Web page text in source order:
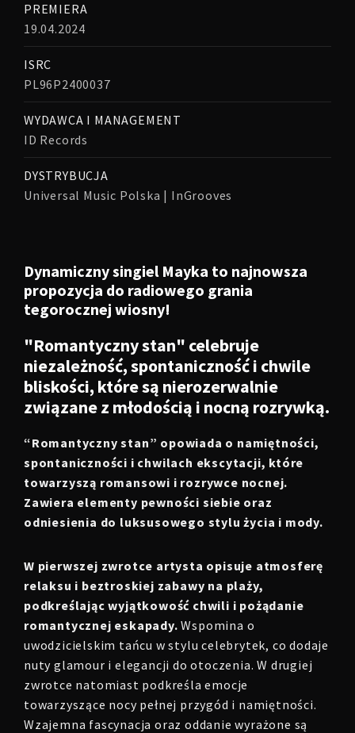
PREMIERA
19.04.2024
ISRC
PL96P2400037
WYDAWCA I MANAGEMENT
ID Records
DYSTRYBUCJA
Universal Music Polska | InGrooves
Dynamiczny singiel Mayka to najnowsza
propozycja do radiowego grania
tegorocznej wiosny!
"Romantyczny stan" celebruje
niezależność, spontaniczność i chwile
bliskości, które są nierozerwalnie
związane z młodością i nocną rozrywką.
“Romantyczny stan” opowiada o namiętności,
spontaniczności i chwilach ekscytacji, które
towarzyszą romansowi i rozrywce nocnej.
Zawiera elementy pewności siebie oraz
odniesienia do luksusowego stylu życia i mody.
W pierwszej zwrotce artysta opisuje atmosferę
relaksu i beztroskiej zabawy na plaży,
podkreślając wyjątkowość chwili i pożądanie
romantycznej eskapady. Wspomina o
uwodzicielskim tańcu w stylu celebrytek, co dodaje
nuty glamour i elegancji do otoczenia. W drugiej
zwrotce natomiast podkreśla emocje
towarzyszące nocy pełnej przygód i namiętności.
Wzajemna fascynacja oraz oddanie wyrażone są